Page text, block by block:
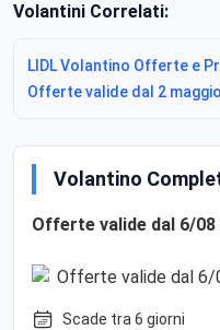
Volantini Correlati:
LIDL Volantino Offerte e
Offerte valide dal 2
Volantino
Offerte valide dal 6/08
Scade tra 6 giorni